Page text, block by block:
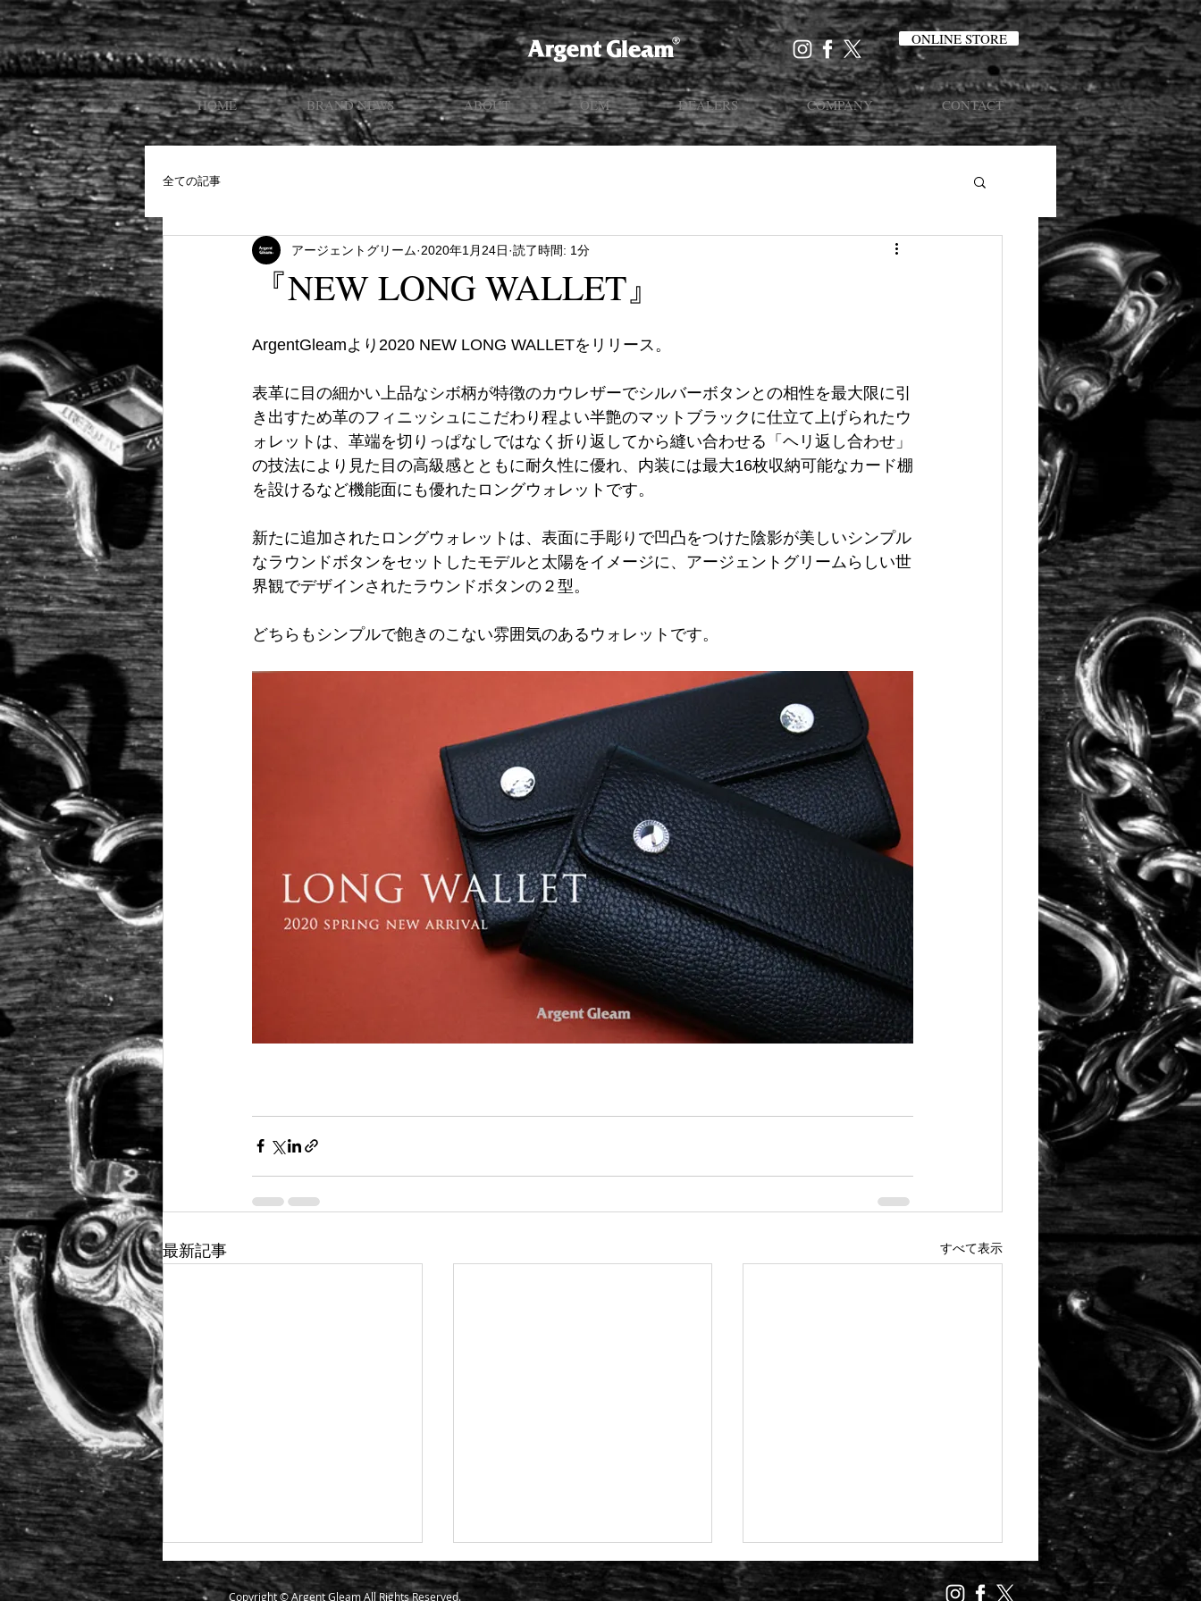
ONLINE STORE
HOME BRAND NEWS ABOUT OEM DEALERS COMPANY CONTACT
全ての記事
『NEW LONG WALLET』
アージェントグリーム 2020年1月24日 読了時間: 1分
ArgentGleamより2020 NEW LONG WALLETをリリース。
表革に目の細かい上品なシボ柄が特徴のカウレザーでシルバーボタンとの相性を最大限に引
き出すため革のフィニッシュにこだわり程よい半艶のマットブラックに仕立て上げられたウ
ォレットは、革端を切りっぱなしではなく折り返してから縫い合わせる「ヘリ返し合わせ」
の技法により見た目の高級感とともに耐久性に優れ、内装には最大16枚収納可能なカード棚
を設けるなど機能面にも優れたロングウォレットです。
新たに追加されたロングウォレットは、表面に手彫りで凹凸をつけた陰影が美しいシンプル
なラウンドボタンをセットしたモデルと太陽をイメージに、アージェントグリームらしい世
界観でデザインされたラウンドボタンの２型。
どちらもシンプルで飽きのこない雰囲気のあるウォレットです。
最新記事 すべて表示
Copyright © Argent Gleam All Rights Reserved.